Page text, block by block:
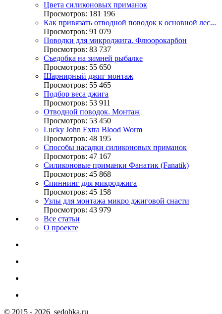
Цвета силиконовых приманок
Просмотров: 181 196
Как привязать отводной поводок к основной лес...
Просмотров: 91 079
Поводки для микроджига. Флюорокарбон
Просмотров: 83 737
Съедобка на зимней рыбалке
Просмотров: 55 650
Шарнирный джиг монтаж
Просмотров: 55 465
Подбор веса джига
Просмотров: 53 911
Отводной поводок. Монтаж
Просмотров: 53 450
Lucky John Extra Blood Worm
Просмотров: 48 195
Способы насадки силиконовых приманок
Просмотров: 47 167
Силиконовые приманки Фанатик (Fanatik)
Просмотров: 45 868
Спиннинг для микроджига
Просмотров: 45 158
Узлы для монтажа микро джиговой снасти
Просмотров: 43 979
Все статьи
О проекте
© 2015 - 2026 sedobka.ru